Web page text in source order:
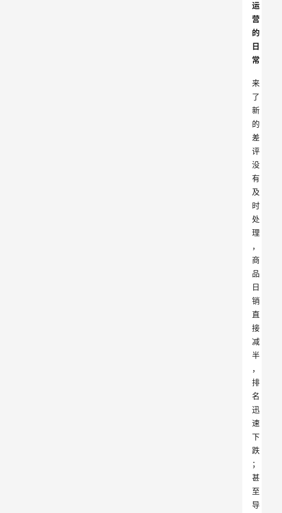
运
营
的
日
常
来
了
新
的
差
评
没
有
及
时
处
理
，
商
品
日
销
直
接
减
半
，
排
名
迅
速
下
跌
；
甚
至
导